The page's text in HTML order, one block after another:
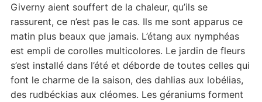
Giverny aient souffert de la chaleur, qu’ils se
rassurent, ce n’est pas le cas. Ils me sont apparus ce
matin plus beaux que jamais. L’étang aux nymphéas
est empli de corolles multicolores. Le jardin de fleurs
s’est installé dans l’été et déborde de toutes celles qui
font le charme de la saison, des dahlias aux lobélias,
des rudbéckias aux cléomes. Les géraniums forment